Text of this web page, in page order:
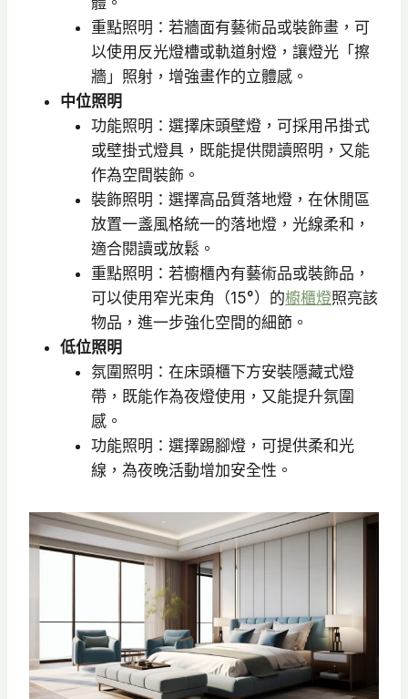
重點照明：若牆面有藝術品或裝飾畫，可
以使用反光燈槽或軌道射燈，讓燈光「擦
牆」照射，增強畫作的立體感。
中位照明
功能照明：選擇床頭壁燈，可採用吊掛式
或壁掛式燈具，既能提供閱讀照明，又能
作為空間裝飾。
裝飾照明：選擇高品質落地燈，在休閒區
放置一盞風格統一的落地燈，光線柔和，
適合閱讀或放鬆。
重點照明：若櫥櫃內有藝術品或裝飾品，
可以使用窄光束角（15°）的櫥櫃燈照亮該
物品，進一步強化空間的細節。
低位照明
氛圍照明：在床頭櫃下方安裝隱藏式燈
帶，既能作為夜燈使用，又能提升氛圍
感。
功能照明：選擇踢腳燈，可提供柔和光
線，為夜晚活動增加安全性。